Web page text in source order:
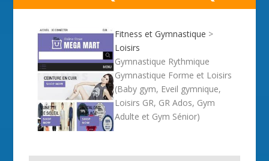
Fitness et Gymnastique >
Loisirs
Gymnastique Rythmique
Gymnastique Forme et Loisirs
(Baby gym, Eveil gymnique,
Loisirs GR, GR Ados, Gym
Adulte et Gym Sénior)